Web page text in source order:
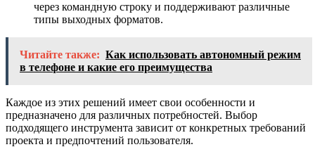
через командную строку и поддерживают различные
типы выходных форматов.
Читайте также: Как использовать автономный режим
в телефоне и какие его преимущества
Каждое из этих решений имеет свои особенности и
предназначено для различных потребностей. Выбор
подходящего инструмента зависит от конкретных требований
проекта и предпочтений пользователя.